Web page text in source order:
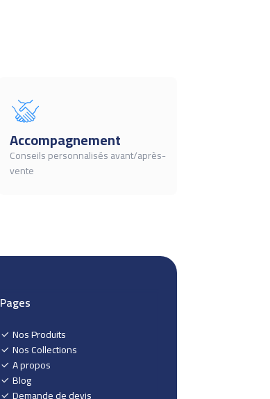
Accompagnement
Conseils personnalisés avant/après-
vente
Pages
Nos Produits
Nos Collections
A propos
Blog